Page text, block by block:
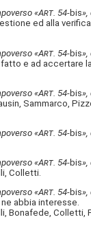
«Art. 54-bis»,
ed alla
«Art . 54-bis»,
e ad accertare
«Art . 54-bis»,
Sammarco,
«Art . 54-bis»,
«Art. 54-bis»,
Colletti.
«Art. 54-bis»,
abbia interesse.
Bonafede, Colletti,